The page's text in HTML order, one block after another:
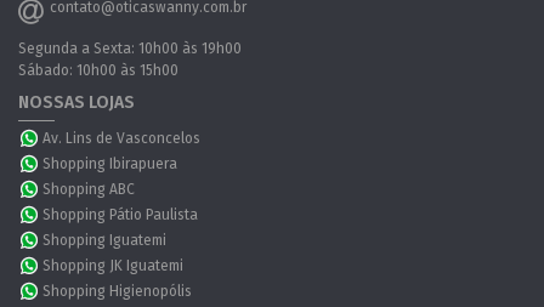
contato@oticaswanny.com.br
Segunda a Sexta: 10h00 às 19h00
Sábado: 10h00 às 15h00
NOSSAS LOJAS
Av. Lins de Vasconcelos
Shopping Ibirapuera
Shopping ABC
Shopping Pátio Paulista
Shopping Iguatemi
Shopping JK Iguatemi
Shopping Higienopólis